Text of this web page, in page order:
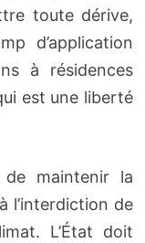
toute dérive,
d’application
à résidences
est une liberté
de maintenir la
l’interdiction de
L’État doit